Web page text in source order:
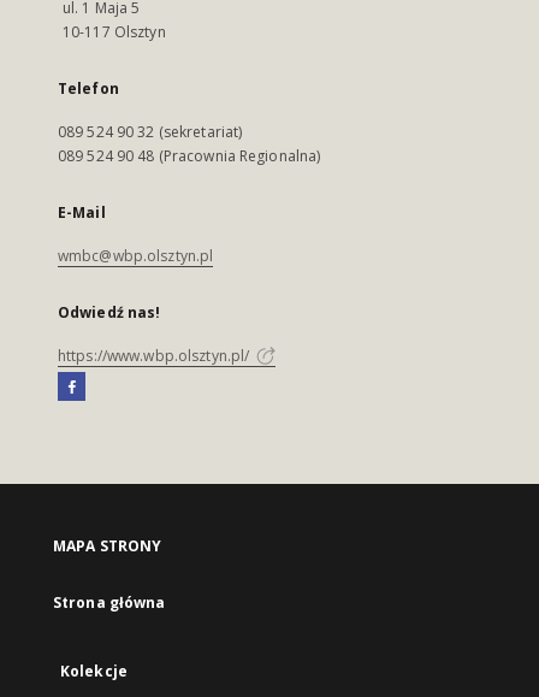
ul. 1 Maja 5
10-117 Olsztyn
Telefon
089 524 90 32 (sekretariat)
089 524 90 48 (Pracownia Regionalna)
E-Mail
wmbc@wbp.olsztyn.pl
Odwiedź nas!
https://www.wbp.olsztyn.pl/
MAPA STRONY
Strona główna
Kolekcje